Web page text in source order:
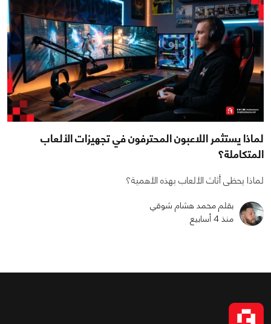
لماذا يستثمر اللاعبون المحترفون في تجهيزات الألعاب
المتكاملة؟
لماذا يحظى أثاث الألعاب بهذه الأهمية؟
بقلم محمد هشام شوقي
منذ 4 أسابيع